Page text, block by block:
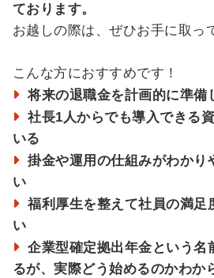
ております。
お越しの際は、ぜひお手に取っ
こんな方におすすめです！
将来の退職金を計画的に準備
社長1人からでも導入できる
いる
掛金や運用の仕組みがわかり
い
福利厚生を整えて社員の満足
い
企業型確定拠出年金という名
るが、実際どう始めるのかわか